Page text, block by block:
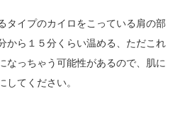
タイプのカイロをこっている肩の部
から１５分くらい温める、ただこれ
なっちゃう可能性があるので、肌に
してください。